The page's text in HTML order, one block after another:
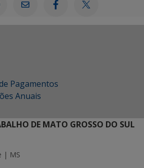
Pagamentos
Anuais
DE MATO GROSSO DO SUL
| MS